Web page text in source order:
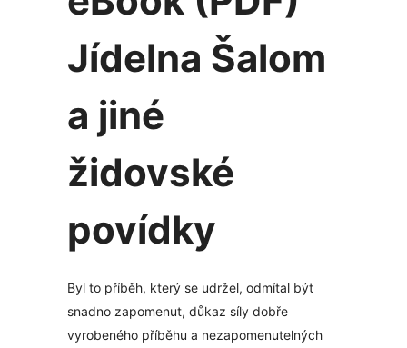
Jídelna Šalom
a jiné
židovské
povídky
Byl to příběh, který se udržel, odmítal být
snadno zapomenut, důkaz síly dobře
vyrobeného příběhu a nezapomenutelných